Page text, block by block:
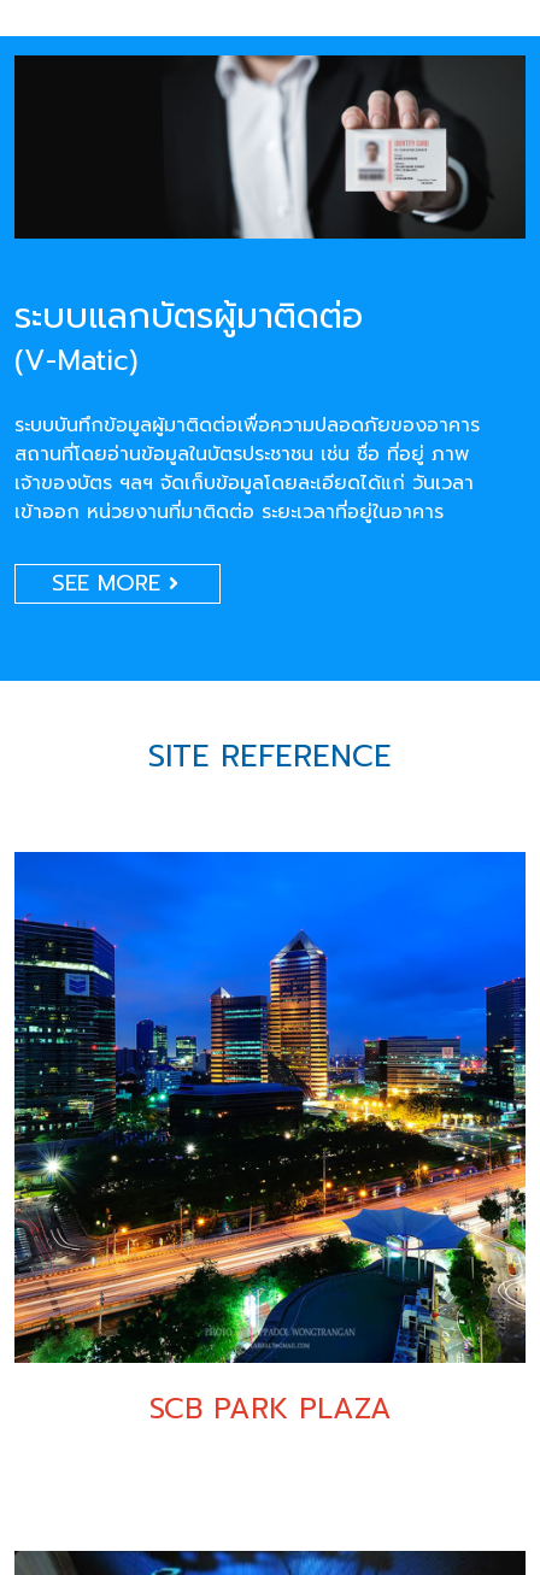
ระบบแลกบัตรผู้มาติดต่อ
(V-Matic)
ระบบบันทึกข้อมูลผู้มาติดต่อเพื่อความปลอดภัยของอาคาร
สถานที่โดยอ่านข้อมูลในบัตรประชาชน เช่น ชื่อ ที่อยู่ ภาพ
เจ้าของบัตร ฯลฯ จัดเก็บข้อมูลโดยละเอียดได้แก่ วันเวลา
เข้าออก หน่วยงานที่มาติดต่อ ระยะเวลาที่อยู่ในอาคาร
SEE MORE
SITE REFERENCE
SCB PARK PLAZA